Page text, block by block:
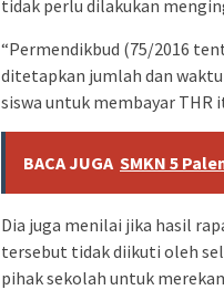
tidak perlu dilakukan
“Permendikbud (75/2016
ditetapkan jumlah dan
siswa untuk membayar THR
BACA JUGA SMKN 5
Dia juga menilai jika hasil
tersebut tidak diikuti oleh
pihak sekolah untuk